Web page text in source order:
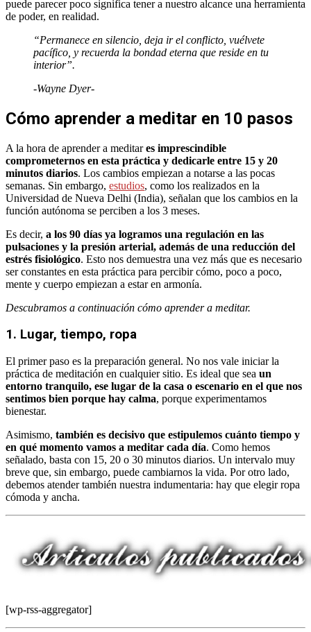
puede parecer poco significa tener a nuestro alcance una herramienta
de poder, en realidad.
“Permanece en silencio, deja ir el conflicto, vuélvete
pacífico, y recuerda la bondad eterna que reside en tu
interior”.
-Wayne Dyer-
Cómo aprender a meditar en 10 pasos
A la hora de aprender a meditares imprescindible
comprometernos en esta práctica y dedicarle entre 15 y 20
minutos diarios. Los cambios empiezan a notarse a las pocas
semanas. Sin embargo, estudios, como los realizados en la
Universidad de Nueva Delhi (India), señalan que los cambios en la
función autónoma se perciben a los 3 meses.
Es decir, a los 90 días ya logramos una regulación en las
pulsaciones y la presión arterial, además de una reducción del
estrés fisiológico. Esto nos demuestra una vez más que es necesario
ser constantes en esta práctica para percibir cómo, poco a poco,
mente y cuerpo empiezan a estar en armonía.
Descubramos a continuación cómo aprender a meditar.
1. Lugar, tiempo, ropa
El primer paso es la preparación general. No nos vale iniciar la
práctica de meditación en cualquier sitio. Es ideal que sea un
entorno tranquilo, ese lugar de la casa o escenario en el que nos
sentimos bien porque hay calma, porque experimentamos
bienestar.
Asimismo, también es decisivo que estipulemos cuánto tiempo y
en qué momento vamos a meditar cada día. Como hemos
señalado, basta con 15, 20 o 30 minutos diarios. Un intervalo muy
breve que, sin embargo, puede cambiarnos la vida. Por otro lado,
debemos atender también nuestra indumentaria: hay que elegir ropa
cómoda y ancha.
[wp-rss-aggregator]